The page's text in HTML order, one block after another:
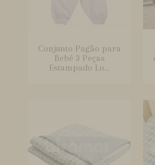
Conjunto Pagão para
Bebê 3 Peças
Estampado Lo...